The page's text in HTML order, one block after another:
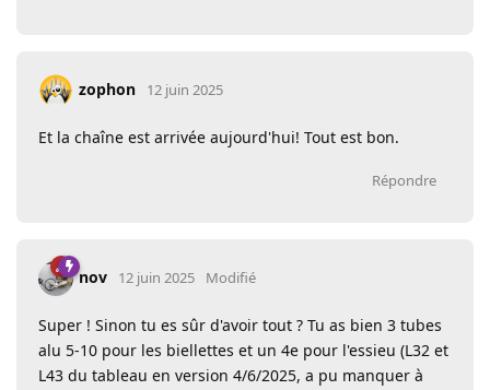
zophon 12 juin 2025
Et la chaîne est arrivée aujourd'hui! Tout est bon.
Répondre
nov 12 juin 2025 Modifié
Super ! Sinon tu es sûr d'avoir tout ? Tu as bien 3 tubes
alu 5-10 pour les biellettes et un 4e pour l'essieu (L32 et
L43 du tableau en version 4/6/2025, a pu manquer à